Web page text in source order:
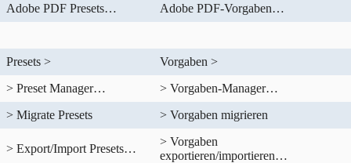
Adobe PDF Presets… Adobe PDF-Vorgaben…
Presets >
Vorgaben >
> Preset Manager…
> Vorgaben-Manager…
> Migrate Presets
> Vorgaben migrieren
> Export/Import Presets…
> Vorgaben
exportieren/importieren…